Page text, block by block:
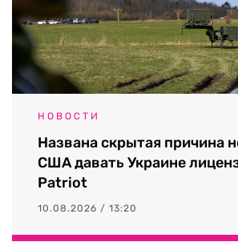
НОВОСТИ
Названа скрытая причина
США давать Украине
Patriot
10.08.2026 / 13:20